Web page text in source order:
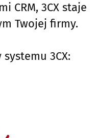
CRM, 3CX staje
Twojej firmy.
3CX: